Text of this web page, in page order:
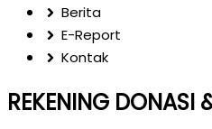
Berita
E-Report
Kontak
REKENING DONASI